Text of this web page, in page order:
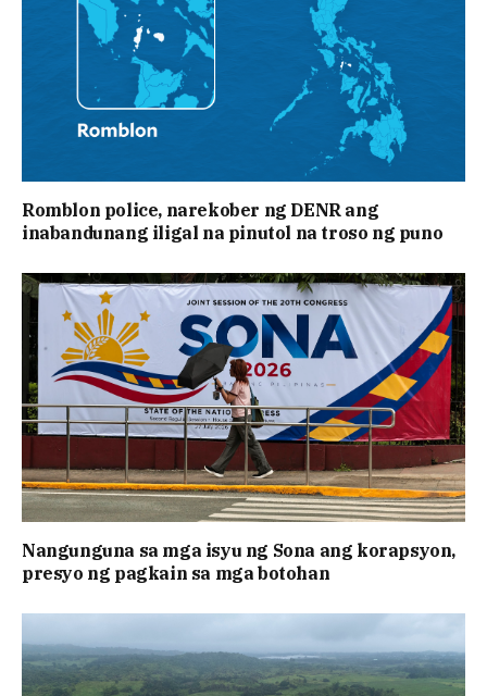
Romblon police, narekober ng DENR ang
inabandunang iligal na pinutol na troso ng puno
Nangunguna sa mga isyu ng Sona ang korapsyon,
presyo ng pagkain sa mga botohan